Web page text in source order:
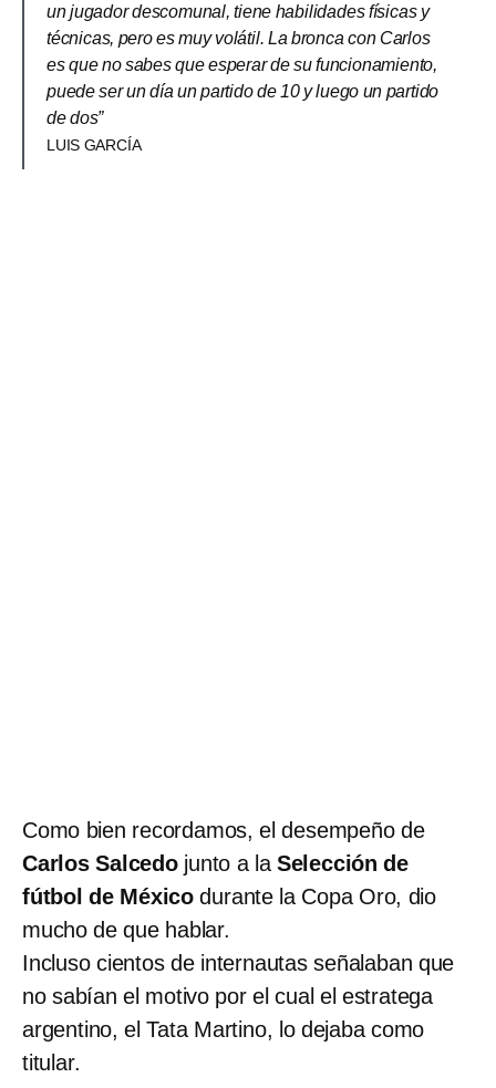
un jugador descomunal, tiene habilidades físicas y
técnicas, pero es muy volátil. La bronca con Carlos
es que no sabes que esperar de su funcionamiento,
puede ser un día un partido de 10 y luego un partido
de dos”
LUIS GARCÍA
Como bien recordamos, el desempeño de
Carlos Salcedo junto a la Selección de
fútbol de Méxicodurante la Copa Oro, dio
mucho de que hablar.
Incluso cientos de internautas señalaban que
no sabían el motivo por el cual el estratega
argentino, el Tata Martino, lo dejaba como
titular.